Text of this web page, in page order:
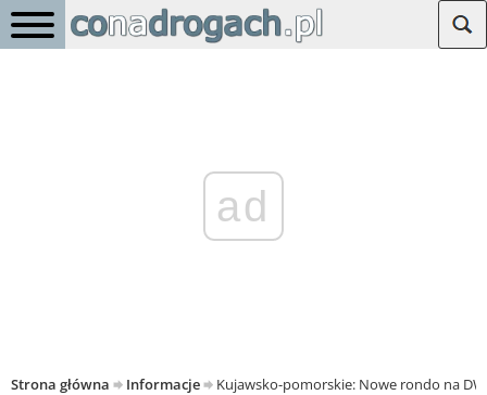
ad
Strona główna Informacje Kujawsko-pomorskie: Nowe rondo na